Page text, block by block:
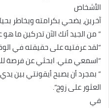
الأشخاص
آخرين، يضحي بكرامته ويخاطر
” من الجيد أنك الآن تدركين ما هو
“لقد عرفتيه على حقيقته في
“اسمعي مني. ابحثي عن فرصة
” بمجرد أن يصبح أيقونتي بين
العثور على زوج”.
في